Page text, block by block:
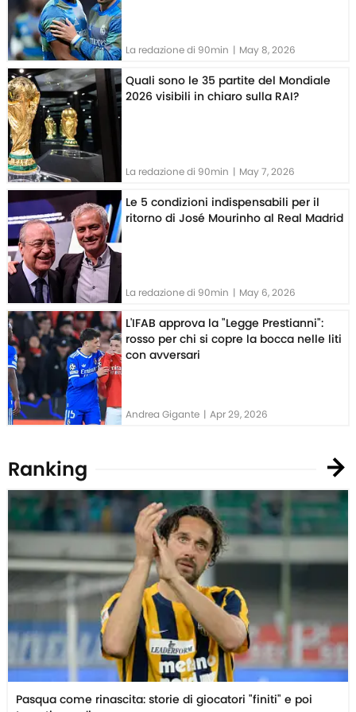
La redazione di 90min | May 8, 2026
Quali sono le 35 partite del Mondiale
2026 visibili in chiaro sulla RAI?
La redazione di 90min | May 7, 2026
Le 5 condizioni indispensabili per il
ritorno di José Mourinho al Real Madrid
La redazione di 90min | May 6, 2026
L'IFAB approva la "Legge Prestianni":
rosso per chi si copre la bocca nelle liti
con avversari
Andrea Gigante | Apr 29, 2026
Ranking
Pasqua come rinascita: storie di giocatori "finiti" e poi